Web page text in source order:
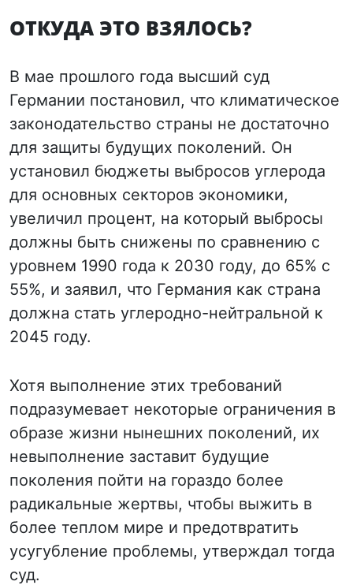
ОТКУДА ЭТО ВЗЯЛОСЬ?
В мае прошлого года высший суд
Германии постановил, что климатическое
законодательство страны не достаточно
для защиты будущих поколений. Он
установил бюджеты выбросов углерода
для основных секторов экономики,
увеличил процент, на который выбросы
должны быть снижены по сравнению с
уровнем 1990 года к 2030 году, до 65% с
55%, и заявил, что Германия как страна
должна стать углеродно-нейтральной к
2045 году.
Хотя выполнение этих требований
подразумевает некоторые ограничения в
образе жизни нынешних поколений, их
невыполнение заставит будущие
поколения пойти на гораздо более
радикальные жертвы, чтобы выжить в
более теплом мире и предотвратить
усугубление проблемы, утверждал тогда
суд.